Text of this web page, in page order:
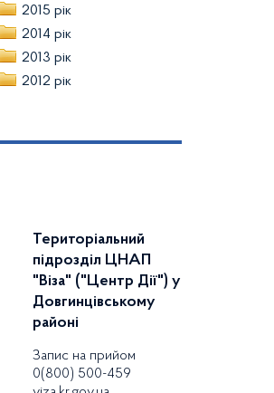
2015 рік
2014 рік
2013 рік
2012 рік
Територіальний
підрозділ ЦНАП
"Віза" ("Центр Дії") у
Довгинцівському
районі
Запис на прийом
0(800) 500-459